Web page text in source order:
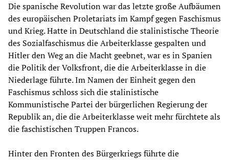
Die spanische Revolution war das letzte große Aufbäumen
des europäischen Proletariats im Kampf gegen Faschismus
und Krieg. Hatte in Deutschland die stalinistische Theorie
des Sozialfaschismus die Arbeiterklasse gespalten und
Hitler den Weg an die Macht geebnet, war es in Spanien
die Politik der Volksfront, die die Arbeiterklasse in die
Niederlage führte. Im Namen der Einheit gegen den
Faschismus schloss sich die stalinistische
Kommunistische Partei der bürgerlichen Regierung der
Republik an, die die Arbeiterklasse weit mehr fürchtete als
die faschistischen Truppen Francos.
Hinter den Fronten des Bürgerkriegs führte die